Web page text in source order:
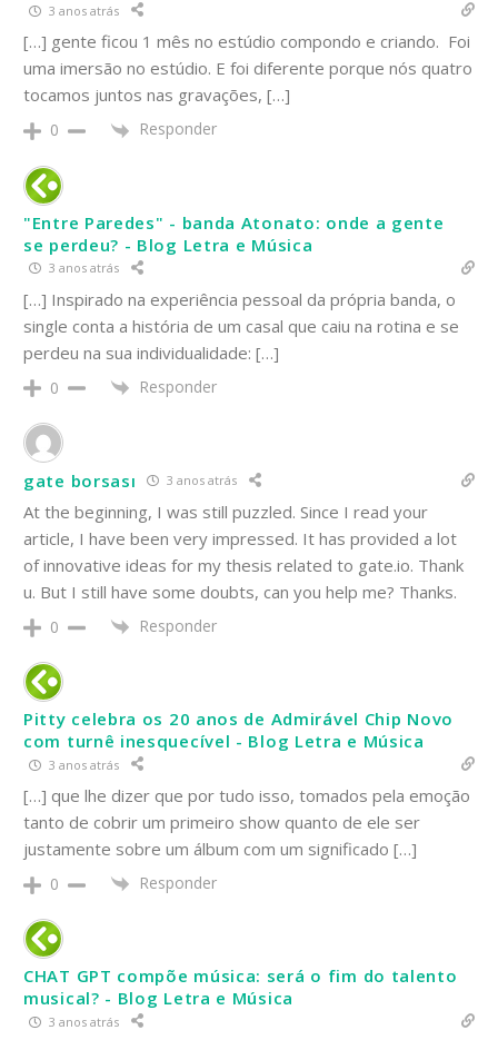
3 anos atrás
[…] gente ficou 1 mês no estúdio compondo e criando. Foi
uma imersão no estúdio. E foi diferente porque nós quatro
tocamos juntos nas gravações, […]
0 Responder
"Entre Paredes" - banda Atonato: onde a gente
se perdeu? - Blog Letra e Música
3 anos atrás
[…] Inspirado na experiência pessoal da própria banda, o
single conta a história de um casal que caiu na rotina e se
perdeu na sua individualidade: […]
0 Responder
gate borsası 3 anos atrás
At the beginning, I was still puzzled. Since I read your
article, I have been very impressed. It has provided a lot
of innovative ideas for my thesis related to gate.io. Thank
u. But I still have some doubts, can you help me? Thanks.
0 Responder
Pitty celebra os 20 anos de Admirável Chip Novo
com turnê inesquecível - Blog Letra e Música
3 anos atrás
[…] que lhe dizer que por tudo isso, tomados pela emoção
tanto de cobrir um primeiro show quanto de ele ser
justamente sobre um álbum com um significado […]
0 Responder
CHAT GPT compõe música: será o fim do talento
musical? - Blog Letra e Música
3 anos atrás